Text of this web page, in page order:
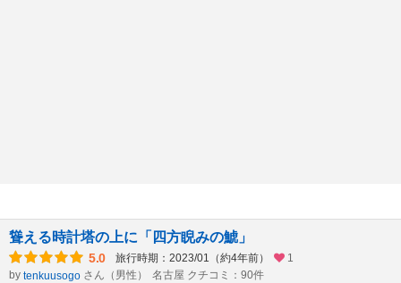
聳える時計塔の上に「四方睨みの鯱」
5.0 旅行時期：2023/01（約4年前）
1
by tenkuusogo さん（男性） 名古屋 クチコミ：90件